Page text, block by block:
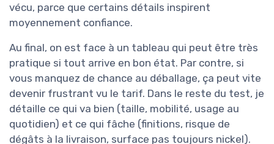
vécu, parce que certains détails inspirent
moyennement confiance.
Au final, on est face à un tableau qui peut être très
pratique si tout arrive en bon état. Par contre, si
vous manquez de chance au déballage, ça peut vite
devenir frustrant vu le tarif. Dans le reste du test, je
détaille ce qui va bien (taille, mobilité, usage au
quotidien) et ce qui fâche (finitions, risque de
dégâts à la livraison, surface pas toujours nickel).